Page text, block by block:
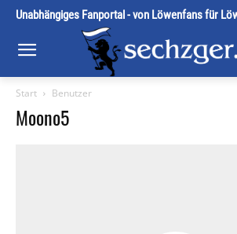
Unabhängiges Fanportal - von Löwenfans für
Start Benutzer
Moono5